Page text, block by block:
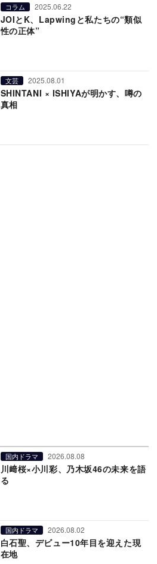
コラム 2025.06.22
JOIとK、Lapwingと私たちの“類似
性の正体”
文芸 2025.08.01
SHINTANI × ISHIYAが明かす、噂の
真相
国内ドラマ 2026.08.08
川﨑桜×小川彩、乃木坂46の未来を語
る
国内ドラマ 2026.08.02
白石聖、デビュー10年目を迎えた現
在地